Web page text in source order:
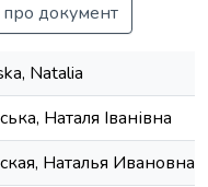
документ
Natalia
Наталя Іванівна
Наталья Ивановна